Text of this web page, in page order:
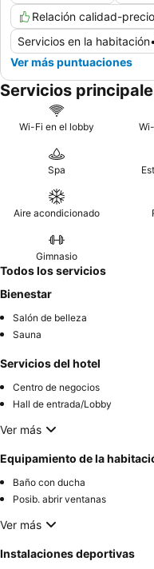
Relación calidad-precio
Servicios en la habitación•
Ver más puntuaciones
Servicios
Wi-Fi en el lobby
Spa
Aire acondicionado
Gimnasio
Todos los servicios
Bienestar
Salón de belleza
Sauna
Servicios del hotel
Centro de negocios
Hall de entrada/Lobby
Ver más
Equipamiento de la
Baño con ducha
Posib. abrir ventanas
Ver más
Instalaciones deportivas